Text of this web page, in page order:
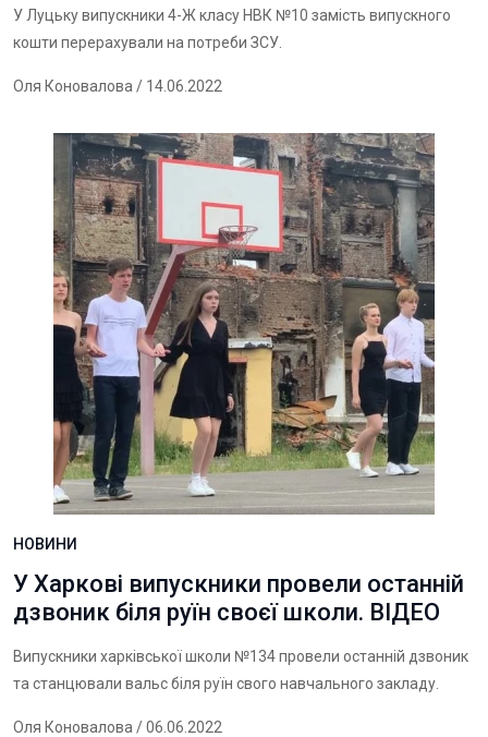
У Луцьку випускники 4-Ж класу НВК №10 замість випускного
кошти перерахували на потреби ЗСУ.
Оля Коновалова / 14.06.2022
НОВИНИ
У Харкові випускники провели останній
дзвоник біля руїн своєї школи. ВІДЕО
Випускники харківської школи №134 провели останній дзвоник
та станцювали вальс біля руїн свого навчального закладу.
Оля Коновалова / 06.06.2022